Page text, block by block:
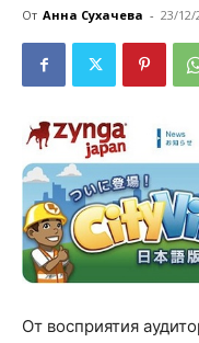
От Анна Сухачева - 23/12/
От восприятия